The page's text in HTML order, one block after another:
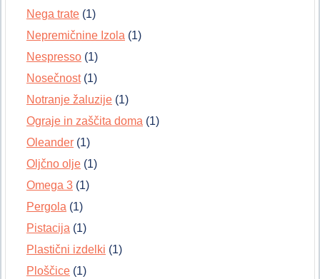
Nega trate (1)
Nepremičnine Izola (1)
Nespresso (1)
Nosečnost(1)
Notranje žaluzije (1)
Ograje in zaščita doma (1)
Oleander (1)
Oljčno olje (1)
Omega 3 (1)
Pergola (1)
Pistacija (1)
Plastični izdelki (1)
Ploščice (1)